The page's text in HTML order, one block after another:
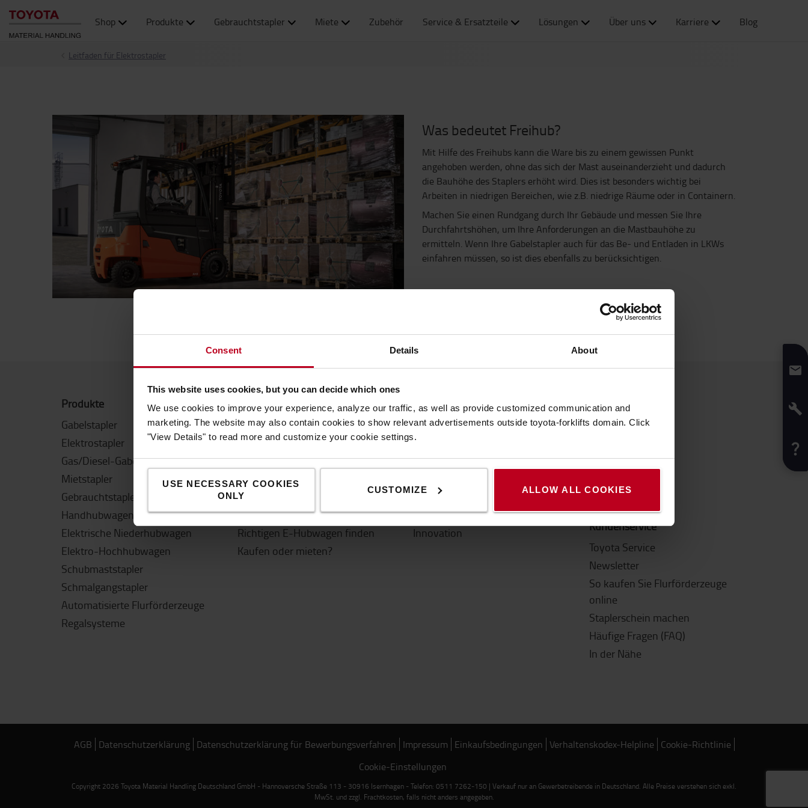
Consent Details About
This website uses cookies, but you can decide which ones
We use cookies to improve your experience, analyze our traffic, as well as provide customized communication and
marketing. The website may also contain cookies to show relevant advertisements outside toyota-forklifts domain. Click
"View Details" to read more and customize your cookie settings.
USE NECESSARY COOKIES
ONLY
CUSTOMIZE ALLOW ALL COOKIES
Shop Produkte Gebrauchtstapler Miete Zubehör Service & Ersatzteile Lösungen Über uns Karriere Blog
Leitfaden für Elektrostapler
Was bedeutet Freihub?
Mit Hilfe des Freihubs kann die Ware bis zu einem gewissen Punkt
angehoben werden, ohne das sich der Mast auseinanderzieht und dadurch
die Bauhöhe des Staplers erhöht wird. Dies ist besonders wichtig bei
Arbeiten in niedrigen Bereichen, wie z.B. niedrige Räume oder in Containern.
Machen Sie einen Rundgang durch Ihr Gebäude und messen Sie Ihre
Durchfahrtshöhen, um Ihre Anforderungen an die Mastbauhöhe zu
ermitteln. Wenn Ihre Gabelstapler auch für das Be- und Entladen in LKWs
einfahren müssen, so ist dies ebenfalls zu berücksichtigen.
Produkte
Gabelstapler
Elektrostapler
Gas/Diesel-Gabelstapler
Mietstapler
Gebrauchtstapler
Handhubwagen
Elektrische Niederhubwagen
Elektro-Hochhubwagen
Schubmaststapler
Schmalgangstapler
Automatisierte Flurförderzeuge
Regalsysteme
Tipps & Infos
Trends in der Logistik
Alle Leitfäden
Paletten
Räder und Rollen
Arbeitsgangbreite
Resttragfähigkeit
Richtigen E-Hubwagen finden
Kaufen oder mieten?
Über Toyota
Karriere
Darum Toyota!
Design von Toyota
Nachhaltigkeit
Logiconomi
Innovation
Social Media
LinkedIn
YouTube
Kundenservice
Toyota Service
Newsletter
So kaufen Sie Flurförderzeuge
online
Staplerschein machen
Häufige Fragen (FAQ)
In der Nähe
AGB Datenschutzerklärung Datenschutzerklärung für Bewerbungsverfahren Impressum Einkaufsbedingungen Verhaltenskodex-Helpline Cookie-Richtlinie
Cookie-Einstellungen
Copyright 2026 Toyota Material Handling Deutschland GmbH - Hannoversche Straße 113 - 30916 Isernhagen - Telefon: 0511 7262-150 | Verkauf nur an Gewerbetreibende in Deutschland. Alle Preise verstehen sich exkl.
MwSt. und zzgl. Frachtkosten, falls nicht anders angegeben.